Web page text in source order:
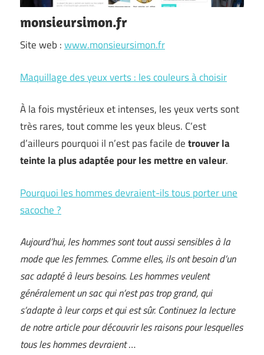
monsieursimon.fr
Site web :www.monsieursimon.fr
Maquillage des yeux verts : les couleurs à choisir
À la fois mystérieux et intenses, les yeux verts sont
très rares, tout comme les yeux bleus. C’est
d’ailleurs pourquoi il n’est pas facile detrouver la
teinte la plus adaptée pour les mettre en valeur.
Pourquoi les hommes devraient-ils tous porter une
sacoche ?
Aujourd’hui, les hommes sont tout aussi sensibles à la
mode que les femmes. Comme elles, ils ont besoin d’un
sac adapté à leurs besoins. Les hommes veulent
généralement un sac qui n’est pas trop grand, qui
s’adapte à leur corps et qui est sûr. Continuez la lecture
de notre article pour découvrir les raisons pour lesquelles
tous les hommes devraient…